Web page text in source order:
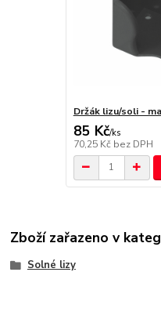
Držák lizu/soli -
85 Kč/ks
70,25 Kč bez DPH
Zboží zařazeno v
Solné lizy